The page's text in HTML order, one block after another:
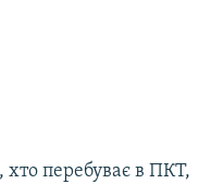
перебуває в ПКТ,